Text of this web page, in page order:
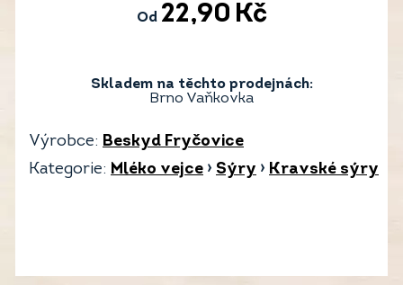
Od 22,90 Kč
Skladem na těchto prodejnách:
Brno Vaňkovka
Výrobce: Beskyd Fryčovice
Kategorie: Mléko vejce › Sýry › Kravské sýry